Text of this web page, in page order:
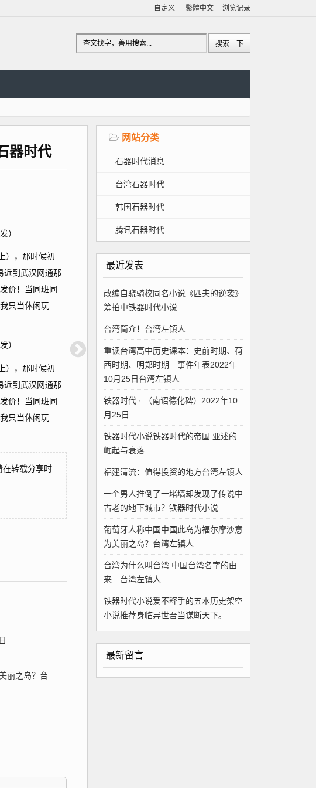
自定义 繁體中文 浏览记录
器时代
）
），那时候初
近到武汉网通那
价！当同班同
只当休闲玩
）
），那时候初
近到武汉网通那
价！当同班同
只当休闲玩
在转载分享时
？台湾左镇人
网站分类
石器时代消息
台湾石器时代
韩国石器时代
腾讯石器时代
最近发表
改编自骁骑校同名小说《匹夫的逆袭》
筹拍中铁器时代小说
台湾简介！台湾左镇人
重读台湾高中历史课本：史前时期、荷
西时期、明郑时期－事件年表2022年
10月25日台湾左镇人
铁器时代 · （南诏德化碑）2022年10
月25日
铁器时代小说铁器时代的帝国 亚述的
崛起与衰落
福建清流：值得投资的地方台湾左镇人
一个男人推倒了一堵墙却发现了传说中
古老的地下城市？铁器时代小说
葡萄牙人称中国中国此岛为福尔摩沙意
为美丽之岛？台湾左镇人
台湾为什么叫台湾 中国台湾名字的由
来—台湾左镇人
铁器时代小说爱不释手的五本历史架空
小说推荐身临异世吾当谋断天下。
最新留言